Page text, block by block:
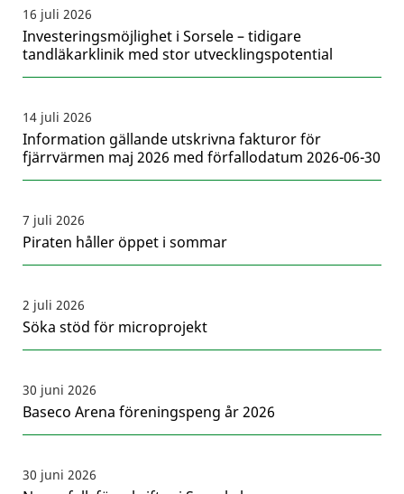
16 juli 2026
Investeringsmöjlighet i Sorsele – tidigare
tandläkarklinik med stor utvecklingspotential
14 juli 2026
Information gällande utskrivna fakturor för
fjärrvärmen maj 2026 med förfallodatum 2026-06-30
7 juli 2026
Piraten håller öppet i sommar
2 juli 2026
Söka stöd för microprojekt
30 juni 2026
Baseco Arena föreningspeng år 2026
30 juni 2026